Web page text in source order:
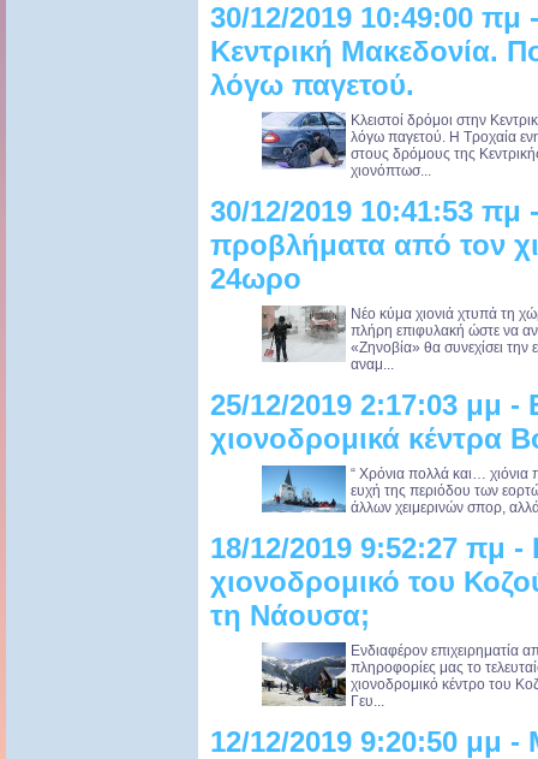
30/12/2019 10:49:00 πμ
Κεντρική Μακεδονία.
λόγω παγετού.
Κλειστοί δρόμοι στην
λόγω παγετού. Η Τροχαία
στους δρόμους της
χιονόπτωσ...
30/12/2019 10:41:53
προβλήματα από τον
24ωρο
Νέο κύμα χιονιά χτυπά τη
πλήρη επιφυλακή ώστε να
«Ζηνοβία» θα συνεχίσει την
αναμ...
25/12/2019 2:17:03 μμ -
χιονοδρομικά κέντρα
“ Χρόνια πολλά και… χιόνια
ευχή της περιόδου των
άλλων χειμερινών σπορ,
18/12/2019 9:52:27 πμ -
χιονοδρομικό του
τη Νάουσα;
Ενδιαφέρον επιχειρηματία
πληροφορίες μας το
χιονοδρομικό κέντρο του
Γευ...
12/12/2019 9:20:50 μμ -